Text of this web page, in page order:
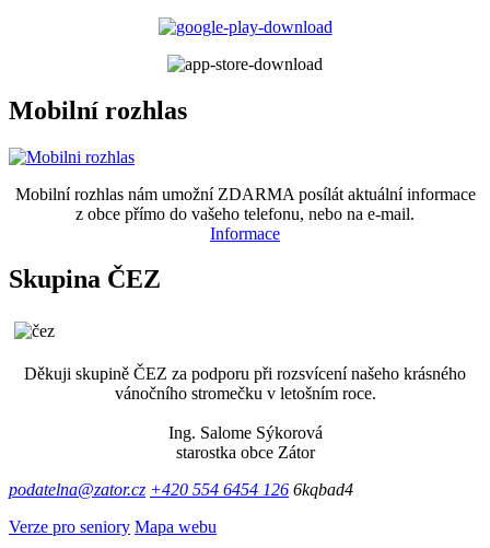
Mobilní rozhlas
Mobilní rozhlas nám umožní ZDARMA posílát aktuální informace
z obce přímo do vašeho telefonu, nebo na e-mail.
Informace
Skupina ČEZ
Děkuji skupině ČEZ za podporu při rozsvícení našeho krásného
vánočního stromečku v letošním roce.
Ing. Salome Sýkorová
starostka obce Zátor
podatelna@zator.cz +420 554 6454 126 6kqbad4
Verze pro seniory Mapa webu